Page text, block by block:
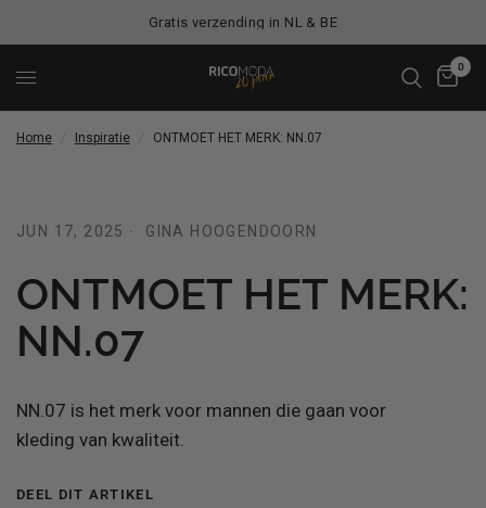
Gratis verzending in NL & BE
0
Home Inspiratie ONTMOET HET MERK: NN.07
JUN 17, 2025 GINA HOOGENDOORN
ONTMOET HET MERK:
NN.07
NN.07 is het merk voor mannen die gaan voor
kleding van kwaliteit.
DEEL DIT ARTIKEL